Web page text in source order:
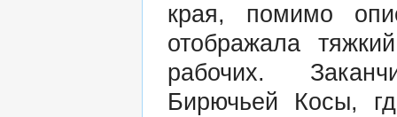
края, помимо
отображала
рабочих.
Бирючьей Косы,